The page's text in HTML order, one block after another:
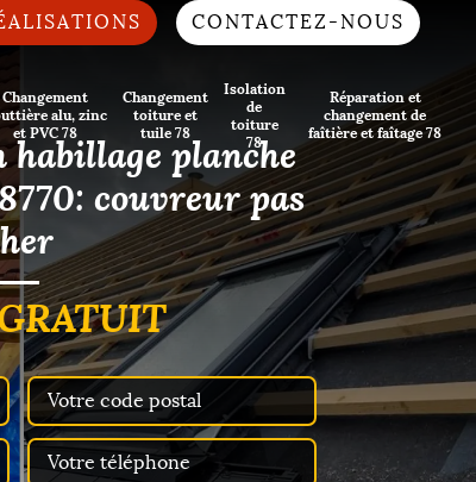
CONTACTEZ-NOUS
Changement
alu, zinc
et PVC 78
Changement
toiture et
tuile 78
Isolation
de
toiture
78
Réparation et
changement de
faîtière et faîtage 78
habillage planche
couvreur pas